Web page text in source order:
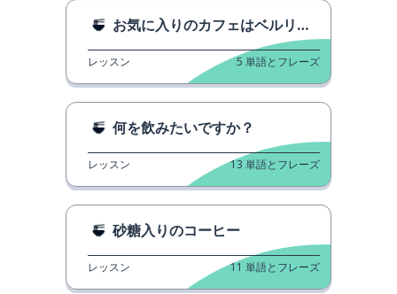
お気に入りのカフェはベルリンにあります。
レッスン 5 単語とフレーズ
何を飲みたいですか？
レッスン 13 単語とフレーズ
砂糖入りのコーヒー
レッスン 11 単語とフレーズ